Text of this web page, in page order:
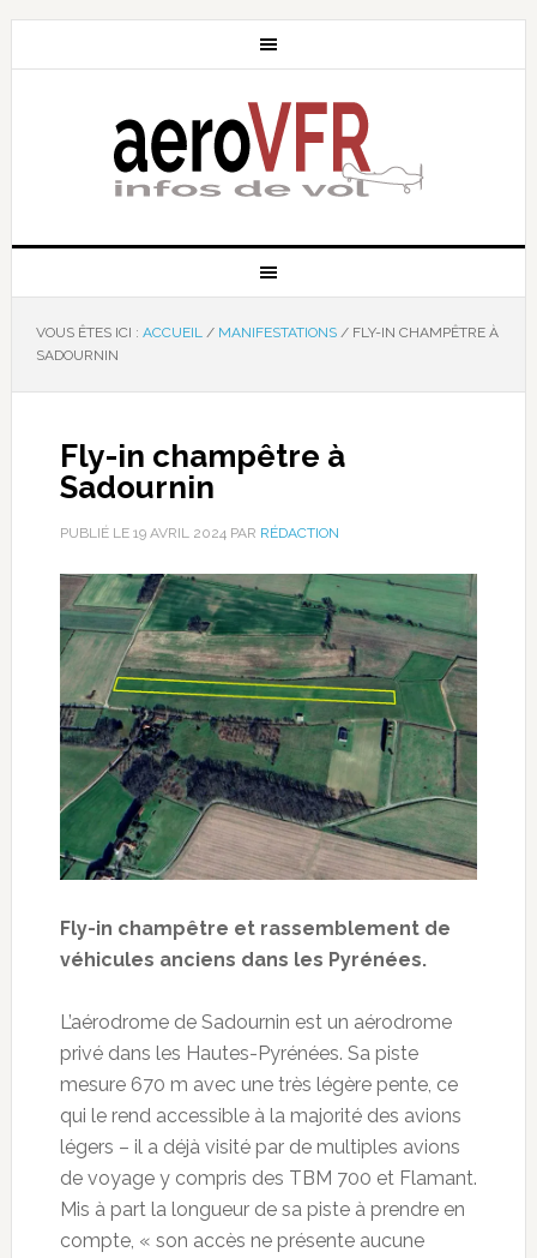
VOUS ÊTES ICI : ACCUEIL / MANIFESTATIONS /FLY-IN CHAMPÊTRE À
SADOURNIN
Fly-in champêtre à
Sadournin
PUBLIÉ LE 19 AVRIL 2024PAR RÉDACTION
Fly-in champêtre et rassemblement de
véhicules anciens dans les Pyrénées.
L’aérodrome de Sadournin est un aérodrome
privé dans les Hautes-Pyrénées. Sa piste
mesure 670 m avec une très légère pente, ce
qui le rend accessible à la majorité des avions
légers – il a déjà visité par de multiples avions
de voyage y compris des TBM 700 et Flamant.
Mis à part la longueur de sa piste à prendre en
compte, « son accès ne présente aucune